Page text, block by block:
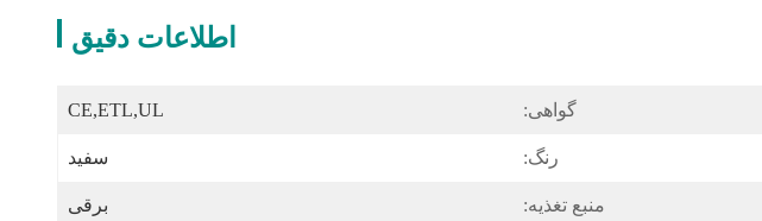
اطلاعات دقیق
گواهی: CE,ETL,UL
رنگ: سفید
منبع تغذیه: برقی